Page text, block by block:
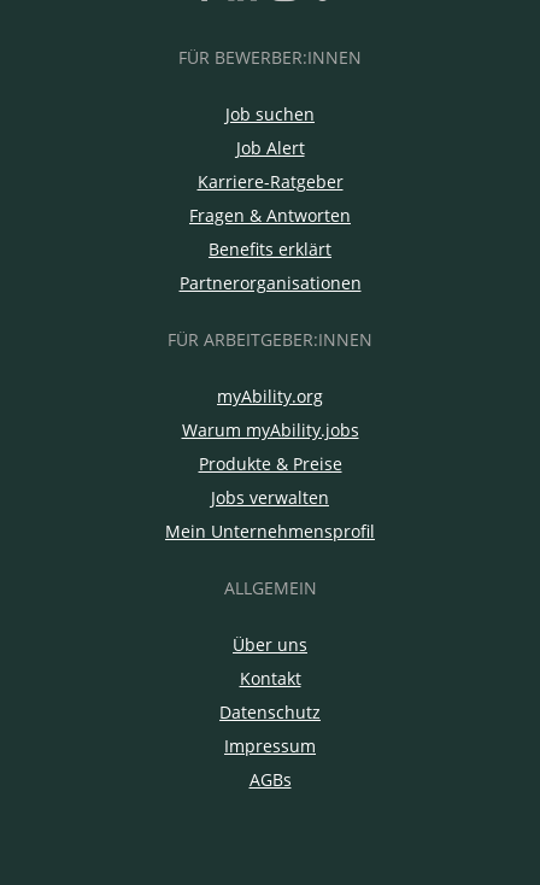
FÜR BEWERBER:INNEN
Job suchen
Job Alert
Karriere-Ratgeber
Fragen & Antworten
Benefits erklärt
Partnerorganisationen
FÜR ARBEITGEBER:INNEN
myAbility.org
Warum myAbility.jobs
Produkte & Preise
Jobs verwalten
Mein Unternehmensprofil
ALLGEMEIN
Über uns
Kontakt
Datenschutz
Impressum
AGBs